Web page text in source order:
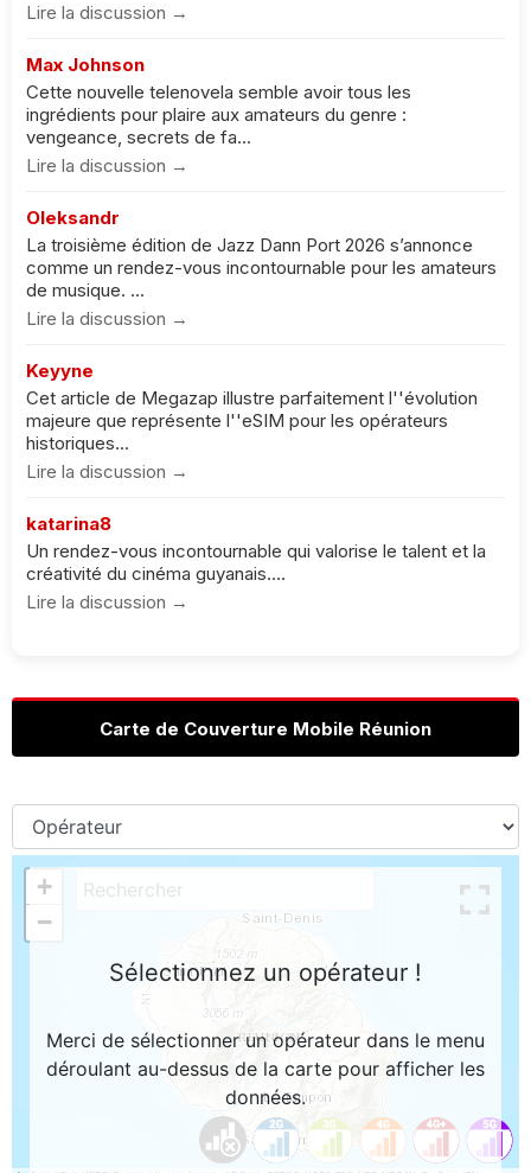
Lire la discussion →
Max Johnson
Cette nouvelle telenovela semble avoir tous les
ingrédients pour plaire aux amateurs du genre :
vengeance, secrets de fa...
Lire la discussion →
Oleksandr
La troisième édition de Jazz Dann Port 2026 s’annonce
comme un rendez-vous incontournable pour les amateurs
de musique. ...
Lire la discussion →
Keyyne
Cet article de Megazap illustre parfaitement l''évolution
majeure que représente l''eSIM pour les opérateurs
historiques...
Lire la discussion →
katarina8
Un rendez-vous incontournable qui valorise le talent et la
créativité du cinéma guyanais....
Lire la discussion →
Carte de Couverture Mobile Réunion